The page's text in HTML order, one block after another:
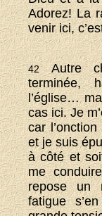
Adorez! La
venir ici,
42 Autre
terminée,
l’église…
cas ici. Je
car
et je suis
à côté et
me
repose un
fatigue